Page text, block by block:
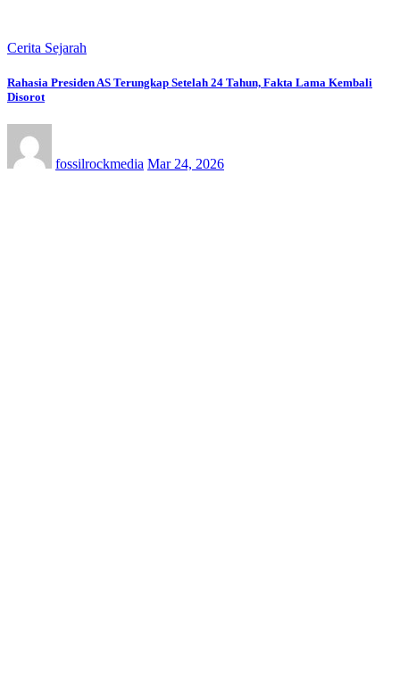
Cerita Sejarah
Rahasia Presiden AS Terungkap Setelah 24 Tahun, Fakta Lama Kembali
Disorot
fossilrockmedia Mar 24, 2026